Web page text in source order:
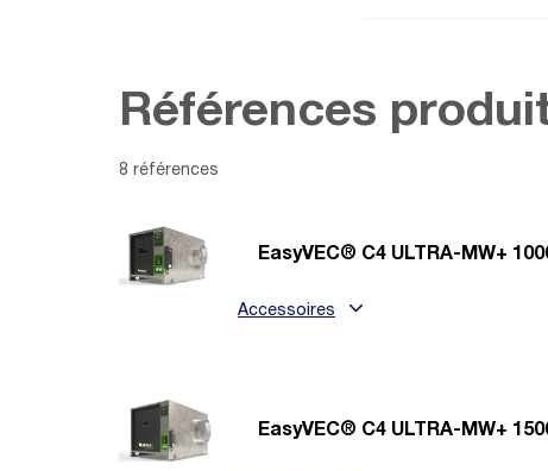
Références
8 références
EasyVEC® C4 ULTRA-MW+
Accessoires
EasyVEC® C4 ULTRA-MW+